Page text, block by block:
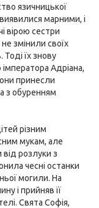
язичницької
марними, і
вірою сестри
змінили своїх
Тоді їх знову
Адріана,
принесли
з обуренням
різним
мукам, але
розлуки з
чесні останки
могили. На
і прийняв її
Свята Софія,